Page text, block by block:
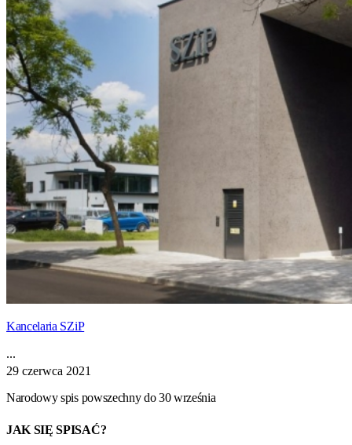
Kancelaria SZiP
...
29 czerwca 2021
Narodowy spis powszechny do 30 września
JAK SIĘ SPISAĆ?